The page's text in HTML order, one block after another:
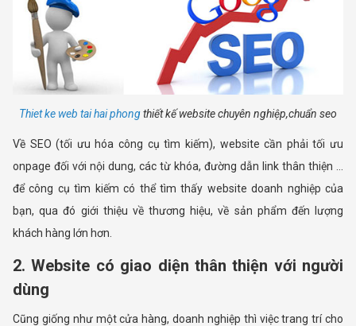
Thiet ke web tai hai phongthiết kế website chuyên nghiệp,chuẩn seo
Về SEO (tối ưu hóa công cụ tìm kiếm), website cần phải tối ưu
onpage đối với nội dung, các từ khóa, đường dẫn link thân thiện ...
để công cụ tìm kiếm có thể tìm thấy website doanh nghiệp của
bạn, qua đó giới thiệu về thương hiệu, về sản phẩm đến lượng
khách hàng lớn hơn.
2. Website có giao diện thân thiện với người
dùng
Cũng giống như một cửa hàng, doanh nghiệp thì việc trang trí cho